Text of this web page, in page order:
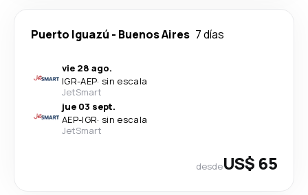
Puerto Iguazú - Buenos Aires 7 días
vie 28 ago.
IGR-AEP· sin escala
JetSmart
jue 03 sept.
AEP-IGR· sin escala
JetSmart
desdeUS$ 65